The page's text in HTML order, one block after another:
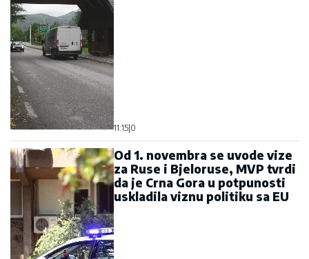
11:15 0
Od 1. novembra se uvode vize
za Ruse i Bjeloruse, MVP tvrdi
da je Crna Gora u potpunosti
uskladila viznu politiku sa EU